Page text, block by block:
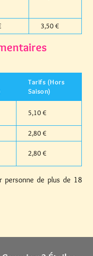
3,50 €
Tarifs (Hors
Saison)
5,10 €
2,80 €
2,80 €
personne de plus de 18